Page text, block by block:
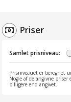
Priser
Samlet prisniveau:
Prisniveauet er beregnet
Nogle af de angivne
billigere end angivet.